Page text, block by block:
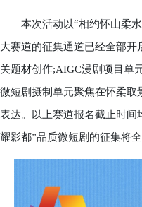
本次活动以“相约怀山柔水
大赛道的征集通道已经全部开
关题材创作;AIGC漫剧项目单
微短剧摄制单元聚焦在怀柔取
表达。以上赛道报名截止时
耀影都”品质微短剧的征集将